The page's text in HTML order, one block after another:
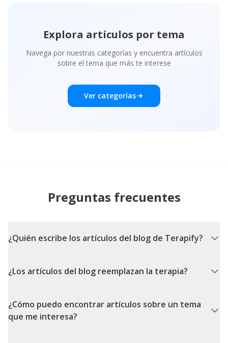
Explora artículos por tema
Navega por nuestras categorías y encuentra artículos
sobre el tema que más te interese
Ver categorías
Preguntas frecuentes
¿Quién escribe los artículos del blog de Terapify?
¿Los artículos del blog reemplazan la terapia?
¿Cómo puedo encontrar artículos sobre un tema
que me interesa?